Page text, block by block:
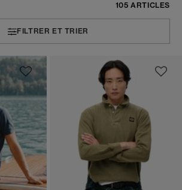
105 ARTICLES
FILTRER ET TRIER